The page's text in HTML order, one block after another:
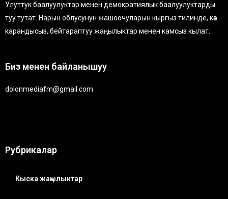
Улуттук баалуулуктар менен демократиялык баалуулуктарды
туу тутат. Нарын облусунун жашоочуларын кыргыз тилинде, көз
карандысыз, бейтараптуу жаңылыктар менен камсыз кылат.
Биз менен байланышуу
dolonmediafm@gmail.com
Рубрикалар
Кыска жаңылыктар